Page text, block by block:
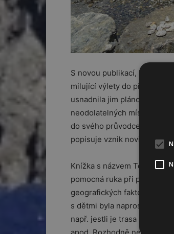
S novou publikací, která se
milující výlety do přírody.
usnadnila jim plánování
neodolatelných míst
do svého průvodce i další
popisuje vznik novinky Jana.
Knížka s názvem Toulky s
pomocná ruka při plánování
geografických faktech, ale
s dětmi byla naprosto
např. jestli je trasa sjízdná s